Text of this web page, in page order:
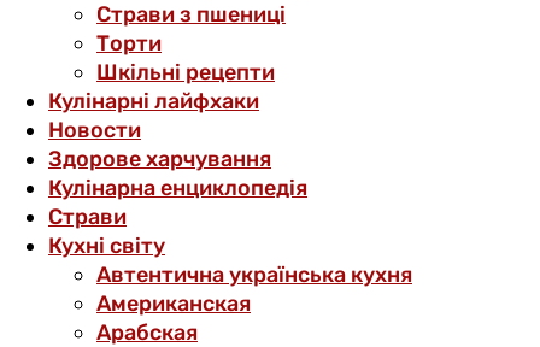
Страви з пшениці
Торти
Шкільні рецепти
Кулінарні лайфхаки
Новости
Здорове харчування
Кулінарна енциклопедія
Страви
Кухні світу
Автентична українська кухня
Американская
Арабская